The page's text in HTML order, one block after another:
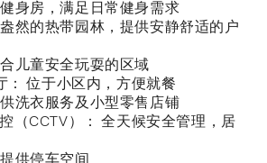
身房，满足日常健身需求
然的热带园林，提供安静舒适的户
儿童安全玩耍的区域
： 位于小区内，方便就餐
洗衣服务及小型零售店铺
（CCTV）： 全天候安全管理，居
供停车空间